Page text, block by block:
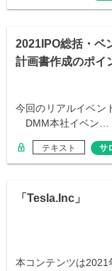
2021IPO総括・ベ
計画書作成のポイ
今回のリアルイベ
DMM本社イベン…
テキスト サ
「Tesla.Inc」
本コンテンツは